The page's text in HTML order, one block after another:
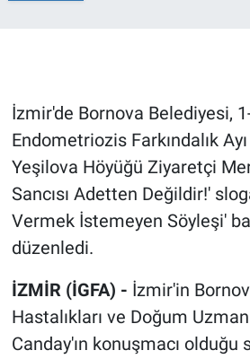
İzmir'de Bornova Belediyesi,
Endometriozis Farkındalık
Yeşilova Höyüğü Ziyaretçi
Sancısı Adetten Değildir!'
Vermek İstemeyen Söyleşi'
düzenledi.
İZMİR (İGFA) - İzmir'in
Hastalıkları ve Doğum
Canday'ın konuşmacı olduğu